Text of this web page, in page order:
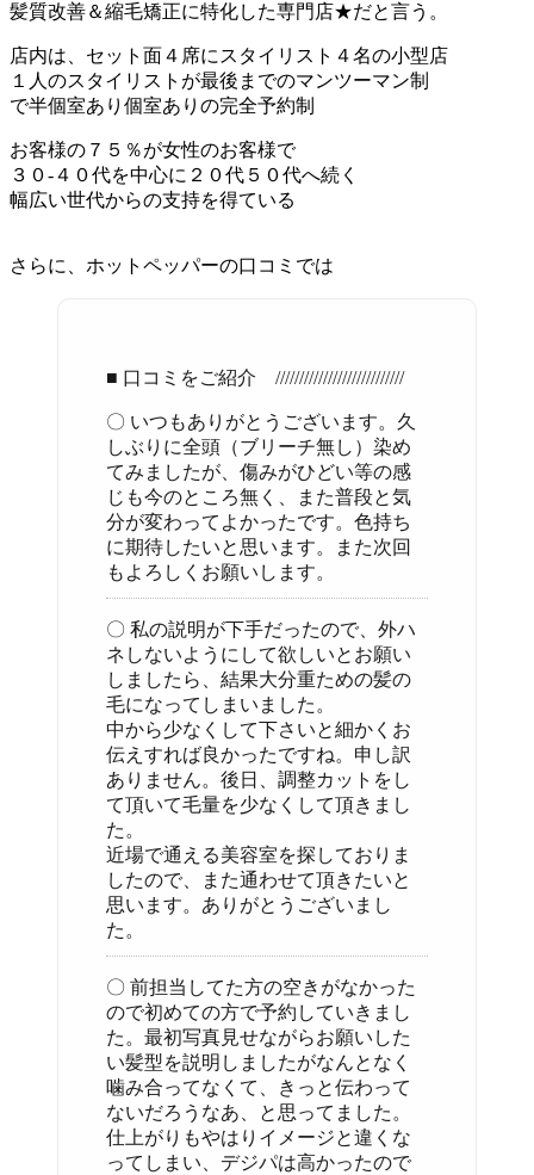
髪質改善＆縮毛矯正に特化した専門店★だと言う。
店内は、セット面４席にスタイリスト４名の小型店
１人のスタイリストが最後までのマンツーマン制
で半個室あり個室ありの完全予約制
お客様の７５％が女性のお客様で
３０-４０代を中心に２０代５０代へ続く
幅広い世代からの支持を得ている
さらに、ホットペッパーの口コミでは
■ 口コミをご紹介 ///////////////////////////
〇 いつもありがとうございます。久
しぶりに全頭（ブリーチ無し）染め
てみましたが、傷みがひどい等の感
じも今のところ無く、また普段と気
分が変わってよかったです。色持ち
に期待したいと思います。また次回
もよろしくお願いします。
〇 私の説明が下手だったので、外ハ
ネしないようにして欲しいとお願い
しましたら、結果大分重ための髪の
毛になってしまいました。
中から少なくして下さいと細かくお
伝えすれば良かったですね。申し訳
ありません。後日、調整カットをし
て頂いて毛量を少なくして頂きまし
た。
近場で通える美容室を探しておりま
したので、また通わせて頂きたいと
思います。ありがとうございまし
た。
〇 前担当してた方の空きがなかった
ので初めての方で予約していきまし
た。最初写真見せながらお願いした
い髪型を説明しましたがなんとなく
噛み合ってなくて、きっと伝わって
ないだろうなあ、と思ってました。
仕上がりもやはりイメージと違くな
ってしまい、デジパは高かったので